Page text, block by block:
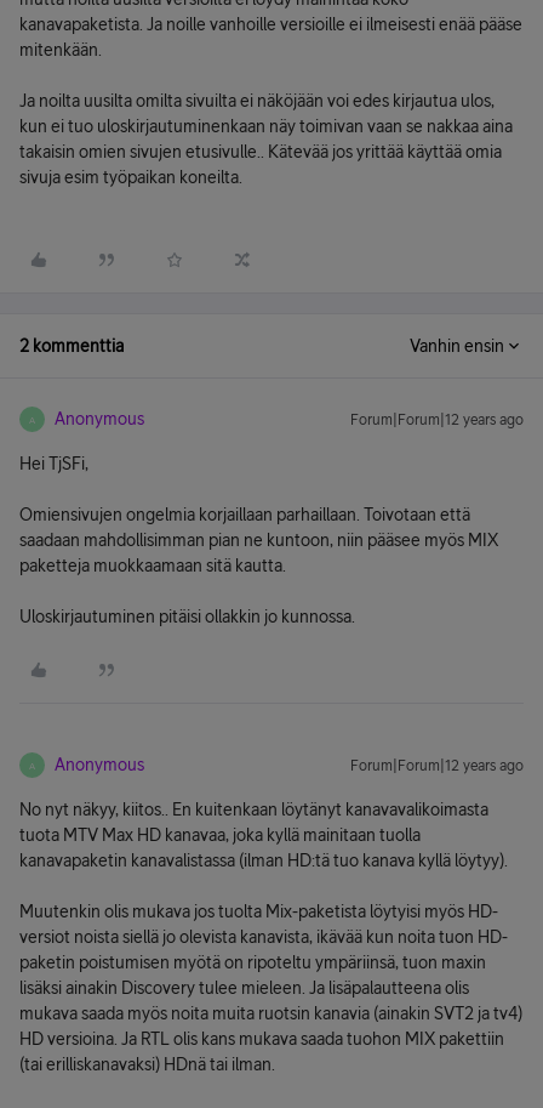
kanavapaketista. Ja noille vanhoille versioille ei ilmeisesti enää pääse
mitenkään.
Ja noilta uusilta omilta sivuilta ei näköjään voi edes kirjautua ulos,
kun ei tuo uloskirjautuminenkaan näy toimivan vaan se nakkaa aina
takaisin omien sivujen etusivulle.. Kätevää jos yrittää käyttää omia
sivuja esim työpaikan koneilta.
2 kommenttia Vanhin ensin
A Anonymous Forum|Forum|12 years ago
Hei TjSFi,
Omiensivujen ongelmia korjaillaan parhaillaan. Toivotaan että
saadaan mahdollisimman pian ne kuntoon, niin pääsee myös MIX
paketteja muokkaamaan sitä kautta.
Uloskirjautuminen pitäisi ollakkin jo kunnossa.
A Anonymous Forum|Forum|12 years ago
No nyt näkyy, kiitos.. En kuitenkaan löytänyt kanavavalikoimasta
tuota MTV Max HD kanavaa, joka kyllä mainitaan tuolla
kanavapaketin kanavalistassa (ilman HD:tä tuo kanava kyllä löytyy).
Muutenkin olis mukava jos tuolta Mix-paketista löytyisi myös HD-
versiot noista siellä jo olevista kanavista, ikävää kun noita tuon HD-
paketin poistumisen myötä on ripoteltu ympäriinsä, tuon maxin
lisäksi ainakin Discovery tulee mieleen. Ja lisäpalautteena olis
mukava saada myös noita muita ruotsin kanavia (ainakin SVT2 ja tv4)
HD versioina. Ja RTL olis kans mukava saada tuohon MIX pakettiin
(tai erilliskanavaksi) HDnä tai ilman.